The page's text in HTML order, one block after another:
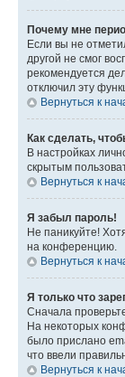
Почему мне
Если вы не
другой не смог
рекомендуется
отключил эту
Вернуться к
Как сделать,
В настройках
скрытым
Вернуться к
Я забыл пароль!
Не паникуйте!
на конференцию.
Вернуться к
Я только что
Сначала
На некоторых
было прислано
что ввели
Вернуться к